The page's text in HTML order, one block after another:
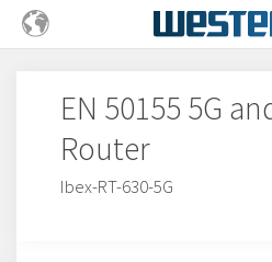
EN 50155 5G
Router
Ibex-RT-630-5G